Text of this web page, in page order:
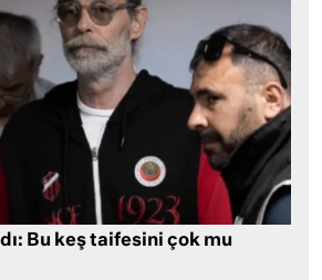
Bu keş taifesini çok mu